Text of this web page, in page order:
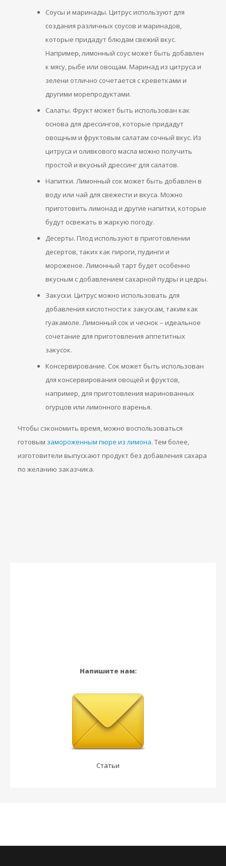
Соусы и маринады. Цитрус используют для
создания различных соусов и маринадов,
которые придадут блюдам свежий вкус.
Например, лимонный соус может быть добавлен
к мясу, рыбе или овощам. Маринад из цитруса и
зелени отлично сочетается с креветками и
другими морепродуктами.
Салаты. Фрукт может быть использован как
основа для дрессингов, которые придадут
овощным и фруктовым салатам сочный вкус. Из
цитруса и оливкового масла можно получить
простой и вкусный дрессинг для салатов.
Напитки. Лимонный сок может быть добавлен в
воду или чай для свежести и вкуса. Можно
приготовить лимонад и другие напитки, которые
будут освежать в жаркую погоду.
Десерты. Плод используют в приготовлении
десертов, таких как пироги, пудинги и
мороженое. Лимонный тарт будет особенно
вкусным с добавлением сахарной пудры и цедры.
Закуски. Цитрус можно использовать для
добавления кислотности к закускам, таким как
гуакамоле. Лимонный сок и чеснок – идеальное
сочетание для приготовления аппетитных
закусок.
Консервирование. Сок может быть использован
для консервирования овощей и фруктов,
например, для приготовления маринованных
огурцов или лимонного варенья.
Чтобы сэкономить время, можно воспользоваться
готовым замороженным пюре из лимона. Тем более,
изготовители выпускают продукт без добавления сахара
по желанию заказчика.
Напишите нам:
Статьи